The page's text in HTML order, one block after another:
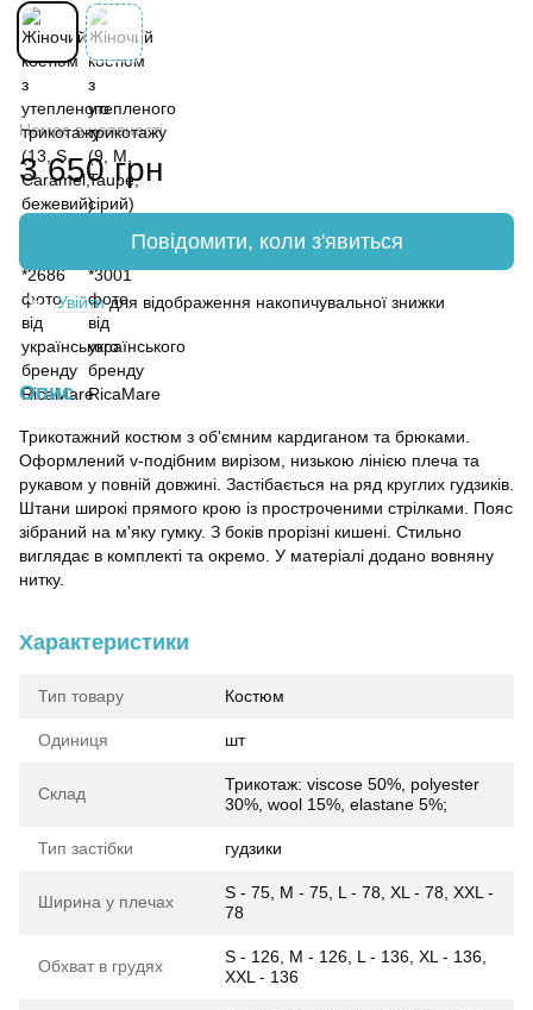
Немає в наявності
3 650 грн
Повідомити, коли з'явиться
% Увійтидля відображення накопичувальної знижки
Опис
Трикотажний костюм з об'ємним кардиганом та брюками.
Оформлений v-подібним вирізом, низькою лінією плеча та
рукавом у повній довжині. Застібається на ряд круглих гудзиків.
Штани широкі прямого крою із простроченими стрілками. Пояс
зібраний на м'яку гумку. З боків прорізні кишені. Стильно
виглядає в комплекті та окремо. У матеріалі додано вовняну
нитку.
Характеристики
Тип товару Костюм
Одиниця шт
Склад
Трикотаж: viscose 50%, polyester
30%, wool 15%, elastane 5%;
Тип застібки гудзики
Ширина у плечах
S - 75, M - 75, L - 78, XL - 78, XXL -
78
Обхват в грудях
S - 126, M - 126, L - 136, XL - 136,
XXL - 136